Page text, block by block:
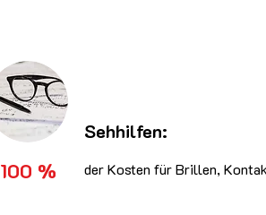
Sehhilfen:
100 % der Kosten für Brillen,